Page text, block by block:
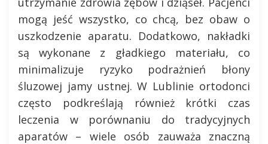
mogą jeść wszystko, co chcą, bez obaw o
uszkodzenie aparatu. Dodatkowo, nakładki
są wykonane z gładkiego materiału, co
minimalizuje ryzyko podrażnień błony
śluzowej jamy ustnej. W Lublinie ortodonci
często podkreślają również krótki czas
leczenia w porównaniu do tradycyjnych
aparatów – wiele osób zauważa znaczną